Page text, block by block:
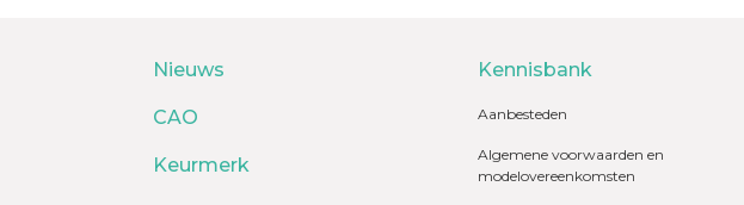
Nieuws
CAO
Keurmerk
Kennisbank
Aanbesteden
Algemene voorwaarden en
modelovereenkomsten